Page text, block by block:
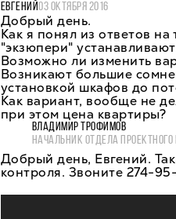
ЕВГЕНИЙ03 ОКТЯБРЯ 2016
Добрый день.
Как я понял из ответов
"экзюпери"
Возможно ли изменить
Возникают большие
установкой шкафов до
Как вариант, вообще не
при этом цена квартиры?
ВЛАДИМИР ТРОФИМОВ
НАЧАЛЬНИК ОТДЕЛА ПРОЕКТНОГО
Добрый день, Евгений.
контроля. Звоните 274-